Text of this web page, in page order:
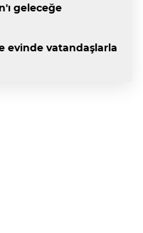
geleceğe
evinde vatandaşlarla